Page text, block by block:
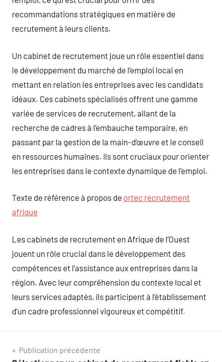
recommandations stratégiques en matière de
recrutement à leurs clients.
Un cabinet de recrutement joue un rôle essentiel dans
le développement du marché de l’emploi local en
mettant en relation les entreprises avec les candidats
idéaux. Ces cabinets spécialisés offrent une gamme
variée de services de recrutement, allant de la
recherche de cadres à l’embauche temporaire, en
passant par la gestion de la main-d’œuvre et le conseil
en ressources humaines. Ils sont cruciaux pour orienter
les entreprises dans le contexte dynamique de l’emploi.
Texte de référence à propos de ortec recrutement
afrique
Les cabinets de recrutement en Afrique de l’Ouest
jouent un rôle crucial dans le développement des
compétences et l’assistance aux entreprises dans la
région. Avec leur compréhension du contexte local et
leurs services adaptés, ils participent à l’établissement
d’un cadre professionnel vigoureux et compétitif.
Navigation
Publication précédente